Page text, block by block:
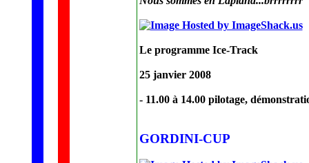
Le programme Ice-Track
25 janvier 2008
- 11.00 à 14.00 pilotage,
GORDINI-CUP